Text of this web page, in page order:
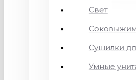
Свет
Сушилки
Умные